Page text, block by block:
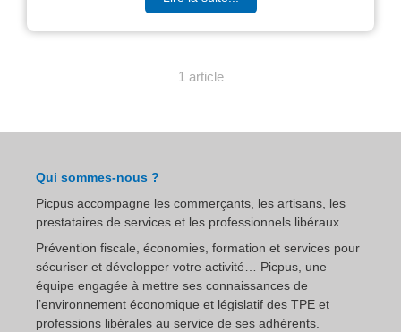
1 article
Qui sommes-nous ?
Picpus accompagne les commerçants, les artisans, les
prestataires de services et les professionnels libéraux.
Prévention fiscale, économies, formation et services pour
sécuriser et développer votre activité… Picpus, une
équipe engagée à mettre ses connaissances de
l’environnement économique et législatif des TPE et
professions libérales au service de ses adhérents.